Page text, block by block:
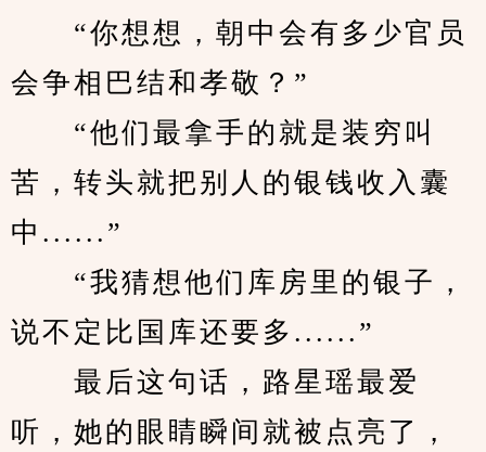
“你想想，朝中会有多少官员
会争相巴结和孝敬？”
“他们最拿手的就是装穷叫
苦，转头就把别人的银钱收入囊
中......”
“我猜想他们库房里的银子，
说不定比国库还要多......”
最后这句话，路星瑶最爱
听，她的眼睛瞬间就被点亮了，